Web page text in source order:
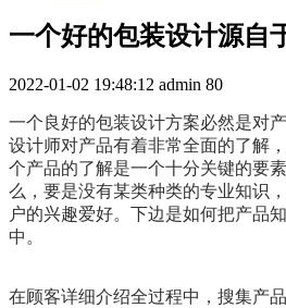
一个好的包装设计源自
2022-01-02 19:48:12 admin 80
一个良好的包装设计方案必然是对
设计师对产品有着非常全面的了解
个产品的了解是一个十分关键的要
么，要是没有某类种类的专业知识
户的兴趣爱好。下边是如何把产品
中。
在顾客详细介绍全过程中，搜集产